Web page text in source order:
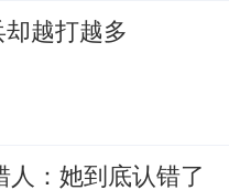
越打越多
：她到底认错了